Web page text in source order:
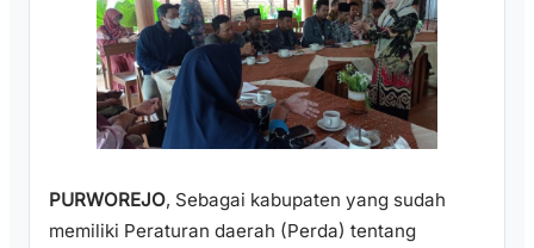
PURWOREJO, Sebagai kabupaten yang sudah
memiliki Peraturan daerah (Perda) tentang